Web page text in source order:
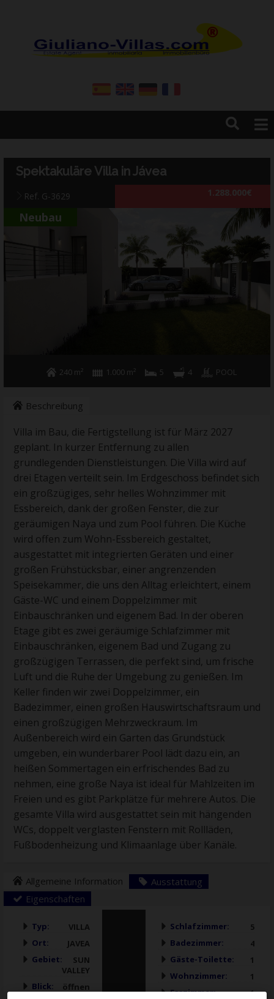
Home
Resales
New Build
Construction
Firma
Dienstleistungen
Kontakt
Spektakuläre Villa in Jávea
Ref. G-3629 1.288.000€
Neubau
240 m² 1.000 m² 5 4 POOL
Beschreibung
Villa im Bau, die Fertigstellung ist für März 2027
geplant. In kurzer Entfernung zu allen
grundlegenden Dienstleistungen. Die Villa wird auf
drei Etagen verteilt sein. Im Erdgeschoss befindet sich
ein großzügiges, sehr helles Wohnzimmer mit
Essbereich, dank der großen Fenster, die zur
geräumigen Naya und zum Pool führen. Die Küche
wird offen zum Wohn-Essbereich gestaltet,
ausgestattet mit integrierten Geräten und einer
großen Frühstücksbar, einer angrenzenden
Speisekammer, die uns den Alltag erleichtert, einem
Gäste-WC und einem Doppelzimmer mit
Einbauschränken und eigenem Bad. In der oberen
Etage gibt es zwei geräumige Schlafzimmer mit
Einbauschränken, eigenem Bad und Zugang zu
großzügigen Terrassen, die perfekt sind, um frische
Luft und die Ruhe der Umgebung zu genießen. Im
Keller finden wir zwei Doppelzimmer, ein
Badezimmer, einen großen Hauswirtschaftsraum und
einen großzügigen Mehrzweckraum. Im
Außenbereich wird ein Garten das Grundstück
umgeben, ein wunderbarer Pool lädt dazu ein, an
heißen Sommertagen ein erfrischendes Bad zu
nehmen, eine große Naya ist ideal für Mahlzeiten im
Freien und es gibt Parkplätze für mehrere Autos. Die
gesamte Villa wird ausgestattet sein mit hängenden
WCs, doppelt verglasten Fenstern mit Rollläden,
Fußbodenheizung und Klimaanlage über Kanäle.
Allgemeine Information
Ausstattung
Eigenschaften
Typ:
VILLA
Ort:
JAVEA
Gebiet:
SUN
VALLEY
Blick:
öffnen
Schlafzimmer:
5
Badezimmer:
4
Gäste-Toilette:
1
Wohnzimmer:
1
Esszimmer:
1